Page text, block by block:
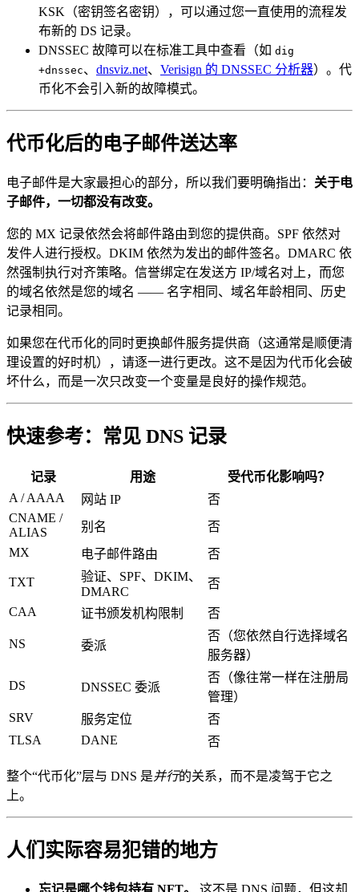
KSK（密钥签名密钥），可以通过您一直使用的流程发
布新的 DS 记录。
DNSSEC 故障可以在标准工具中查看（如 dig
+dnssec、 dnsviz.net、 Verisign 的 DNSSEC 分析器）。代
币化不会引入新的故障模式。
代币化后的电子邮件送达率
电子邮件是大家最担心的部分，所以我们要明确指出： 关于电
子邮件，一切都没有改变。
您的 MX 记录依然会将邮件路由到您的提供商。SPF 依然对
发件人进行授权。DKIM 依然为发出的邮件签名。DMARC 依
然强制执行对齐策略。信誉绑定在发送方 IP/域名对上，而您
的域名依然是您的域名 —— 名字相同、域名年龄相同、历史
记录相同。
如果您在代币化的同时更换邮件服务提供商（这通常是顺便清
理设置的好时机），请逐一进行更改。这不是因为代币化会破
坏什么，而是一次只改变一个变量是良好的操作规范。
快速参考：常见 DNS 记录
记录 用途
受代币化影响吗？
A / AAAA
网站 IP
否
CNAME /
ALIAS
别名
否
MX
电子邮件路由 否
TXT
验证、SPF、DKIM、
DMARC
否
CAA 证书颁发机构限制 否
NS 委派
否（您依然自行选择域名
服务器）
DS DNSSEC 委派
否（像往常一样在注册局
管理）
SRV
服务定位
否
TLSA
DANE 否
整个“代币化”层与 DNS 是并行的关系，而不是凌驾于它之
上。
人们实际容易犯错的地方